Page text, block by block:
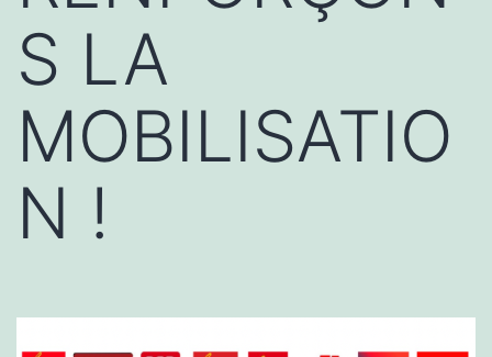
S LA
MOBILISATIO
N !